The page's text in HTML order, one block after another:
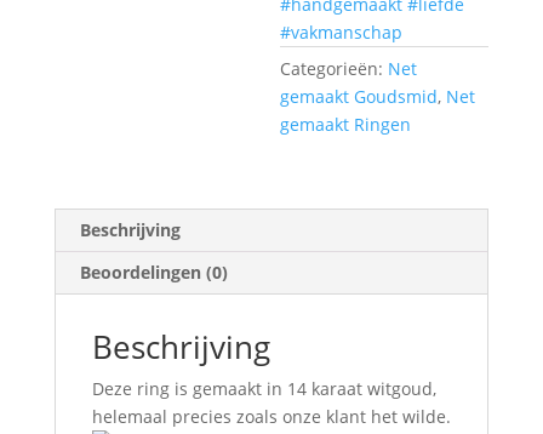
#vakmanschap
Categorieën: Net
gemaakt Goudsmid, Net
gemaakt Ringen
Beschrijving
Beoordelingen (0)
Beschrijving
Deze ring is gemaakt in 14 karaat witgoud,
helemaal precies zoals onze klant het wilde.